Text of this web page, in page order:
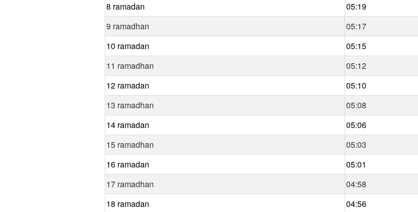
8 ramadan
05:19
9 ramadhan
05:17
10 ramadan
05:15
11 ramadhan
05:12
12 ramadan
05:10
13 ramadhan
05:08
14 ramadan
05:06
15 ramadhan
05:03
16 ramadan
05:01
17 ramadhan
04:58
18 ramadan
04:56